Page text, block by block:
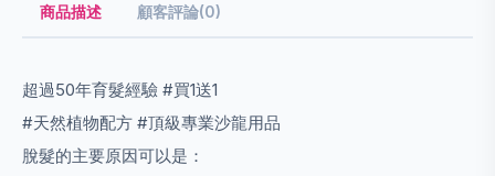
商品描述 顧客評論(0)
超過50年育髮經驗 #買1送1
#天然植物配方 #頂級專業沙龍用品
脫髮的主要原因可以是：